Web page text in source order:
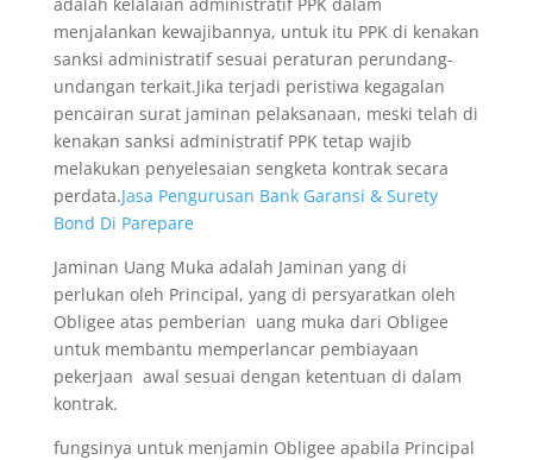
menjalankan kewajibannya, untuk itu PPK di kenakan
sanksi administratif sesuai peraturan perundang-
undangan terkait.Jika terjadi peristiwa kegagalan
pencairan surat jaminan pelaksanaan, meski telah di
kenakan sanksi administratif PPK tetap wajib
melakukan penyelesaian sengketa kontrak secara
perdata.Jasa Pengurusan Bank Garansi & Surety
Bond Di Parepare
Jaminan Uang Muka adalah Jaminan yang di
perlukan oleh Principal, yang di persyaratkan oleh
Obligee atas pemberian uang muka dari Obligee
untuk membantu memperlancar pembiayaan
pekerjaan awal sesuai dengan ketentuan di dalam
kontrak.
fungsinya untuk menjamin Obligee apabila Principal